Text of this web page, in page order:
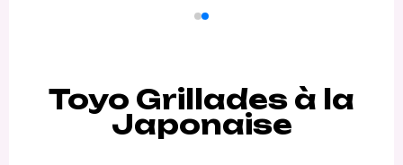
Toyo Grillades à la
Japonaise